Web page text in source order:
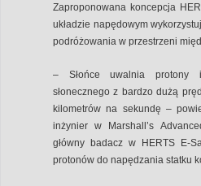
Zaproponowana koncepcja
układzie napędowym
podróżowania w przestrzeni
– Słońce uwalnia protony
słonecznego z bardzo dużą
kilometrów na sekundę –
inżynier w Marshall’s
główny badacz w HERTS E-
protonów do napędzania statku